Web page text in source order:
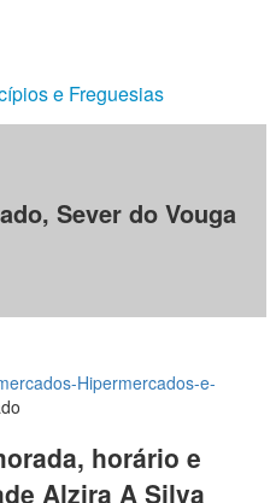
e Freguesias
Sever do Vouga
Hipermercados-e-
horário e
Alzira A Silva